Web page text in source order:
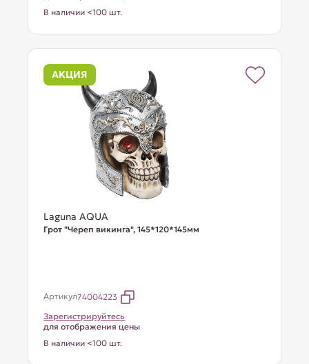
В наличии <100 шт.
АКЦИЯ
Laguna AQUA
Грот "Череп викинга", 145*120*145мм
Артикул74004223
Зарегистрируйтесь
для отображения цены
В наличии <100 шт.